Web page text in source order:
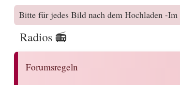
Bitte für jedes Bild nach dem Hochladen -
Radios 📻
Forumsregeln